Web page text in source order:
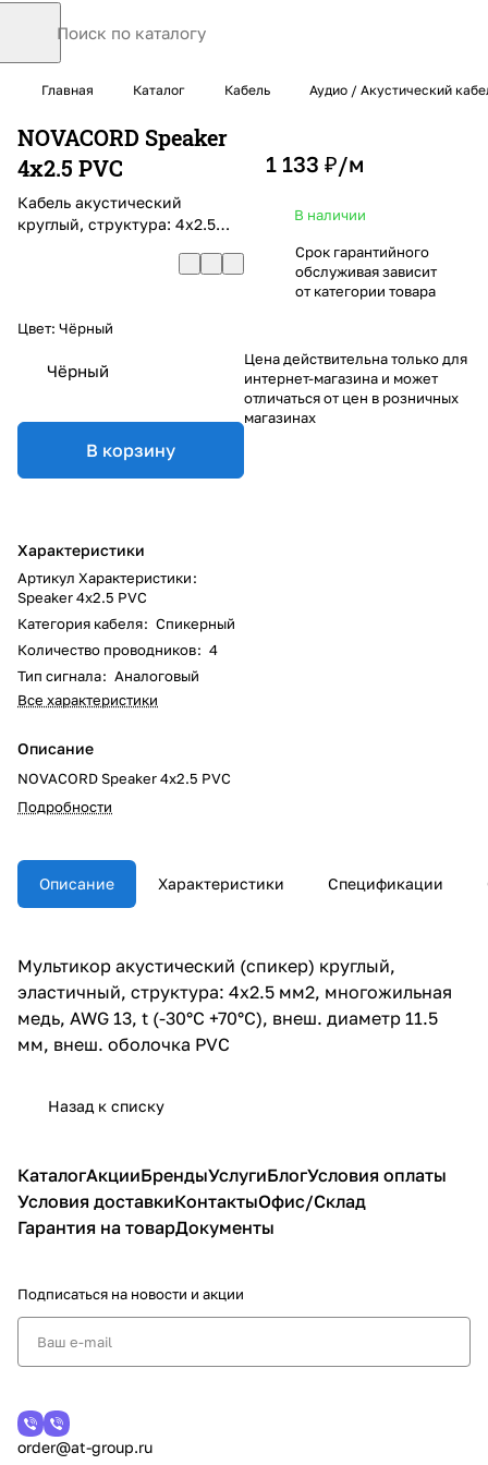
Главная Каталог Кабель Аудио / Акустический
NOVACORD Speaker
4x2.5 PVC
Кабель акустический
круглый, структура: 4х2.5
Цвет: Чёрный
Чёрный
В корзину
Характеристики
Артикул Характеристики:
Speaker 4x2.5 PVC
Категория кабеля: Спикерный
Количество проводников: 4
Тип сигнала: Аналоговый
Все характеристики
Описание
NOVACORD Speaker 4x2.5 PVC
Подробности
1 133 ₽/м
В наличии
Срок гарантийного
обслуживая зависит
от категории товара
Цена действительна только для
интернет-магазина и может
отличаться от цен в розничных
магазинах
Описание Характеристики Спецификации
Мультикор акустический (спикер) круглый,
эластичный, структура: 4х2.5 мм2, многожильная
медь, AWG 13, t (-30°C +70°C), внеш. диаметр 11.5
мм, внеш. оболочка PVC
Назад к списку
КаталогАкцииБрендыУслугиБлогУсловия оплаты
Условия доставкиКонтактыОфис/Склад
Гарантия на товарДокументы
Подписаться на новости и акции
order@at-group.ru